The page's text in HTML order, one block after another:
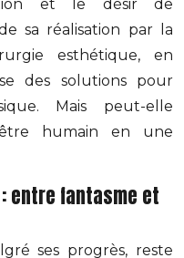
et le désir de
sa réalisation par la
esthétique, en
des solutions pour
Mais peut-elle
humain en une
entre fantasme et
ses progrès, reste